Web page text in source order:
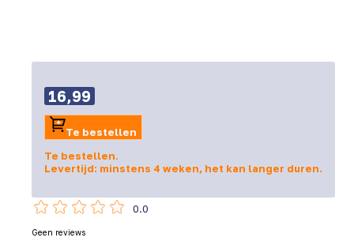
16,99
Te bestellen
Te bestellen.
Levertijd: minstens 4 weken, het kan langer duren.
0.0
Geen reviews